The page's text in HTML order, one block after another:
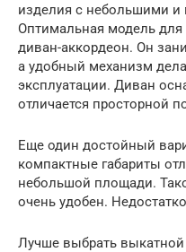
изделия с небольшими
Оптимальная модель
диван-аккордеон. Он
а удобный механизм
эксплуатации. Диван
отличается просторной
Еще один достойный
компактные габариты
небольшой площади.
очень удобен.
Лучше выбрать